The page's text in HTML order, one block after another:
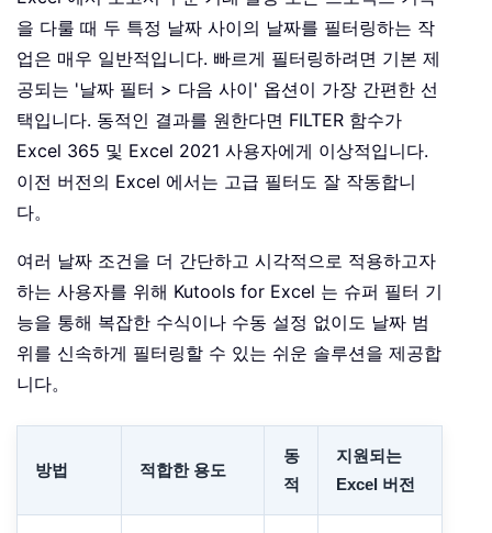
을 다룰 때 두 특정 날짜 사이의 날짜를 필터링하는 작
업은 매우 일반적입니다. 빠르게 필터링하려면 기본 제
공되는 '날짜 필터 > 다음 사이' 옵션이 가장 간편한 선
택입니다. 동적인 결과를 원한다면 FILTER 함수가
Excel 365 및 Excel 2021 사용자에게 이상적입니다.
이전 버전의 Excel 에서는 고급 필터도 잘 작동합니
다。
여러 날짜 조건을 더 간단하고 시각적으로 적용하고자
하는 사용자를 위해 Kutools for Excel 는 슈퍼 필터 기
능을 통해 복잡한 수식이나 수동 설정 없이도 날짜 범
위를 신속하게 필터링할 수 있는 쉬운 솔루션을 제공합
니다。
방법 적합한 용도
동
적
지원되는
Excel 버전